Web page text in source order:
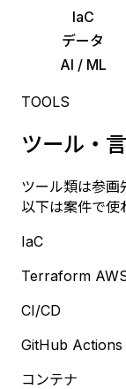
IaC
データ
AI / ML
TOOLS
ツール・
ツール類は参画
以下は案件で使
IaC
Terraform
CI/CD
GitHub Actions
コンテナ